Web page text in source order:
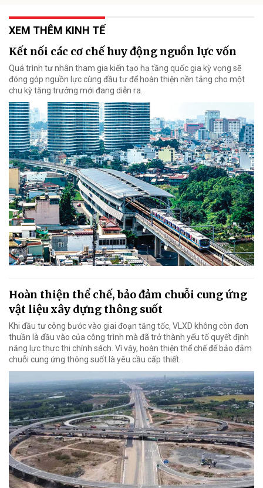
XEM THÊM KINH TẾ
Kết nối các cơ chế huy động nguồn lực vốn
Quá trình tư nhân tham gia kiến tạo hạ tầng quốc gia kỳ vọng sẽ
đóng góp nguồn lực cùng đầu tư để hoàn thiện nền tảng cho một
chu kỳ tăng trưởng mới đang diễn ra.
Hoàn thiện thể chế, bảo đảm chuỗi cung ứng
vật liệu xây dựng thông suốt
Khi đầu tư công bước vào giai đoạn tăng tốc, VLXD không còn đơn
thuần là đầu vào của công trình mà đã trở thành yếu tố quyết định
năng lực thực thi chính sách. Vì vậy, hoàn thiện thể chế để bảo đảm
chuỗi cung ứng thông suốt là yêu cầu cấp thiết.